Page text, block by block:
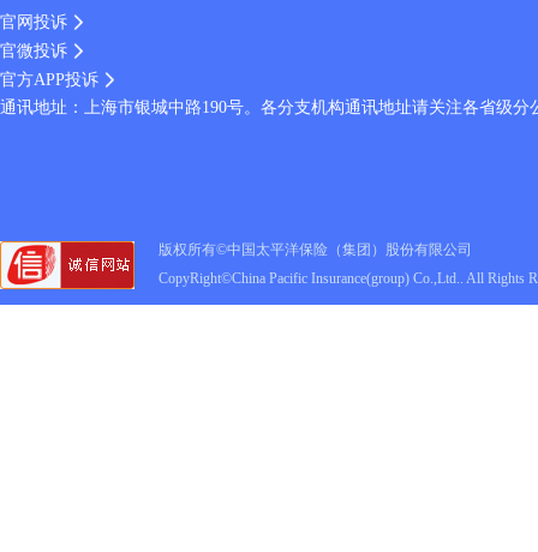
官网投诉
官微投诉
官方APP投诉
通讯地址：上海市银城中路190号。各分支机构通讯地址请关注各省级
版权所有©中国太平洋保险（集团）股份有限公司
CopyRight©China Pacific Insurance(group) Co.,Ltd.. All Rights